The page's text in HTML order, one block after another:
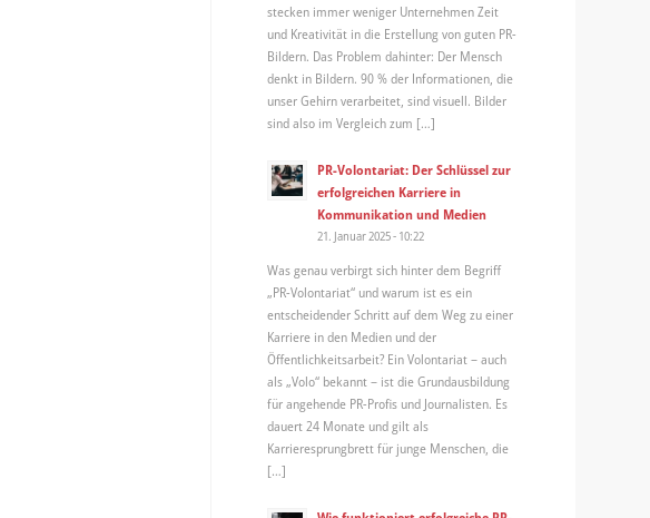
stecken immer weniger Unternehmen Zeit
und Kreativität in die Erstellung von guten PR-
Bildern. Das Problem dahinter: Der Mensch
denkt in Bildern. 90 % der Informationen, die
unser Gehirn verarbeitet, sind visuell. Bilder
sind also im Vergleich zum […]
PR-Volontariat: Der Schlüssel zur
erfolgreichen Karriere in
Kommunikation und Medien
21. Januar 2025 - 10:22
Was genau verbirgt sich hinter dem Begriff
„PR-Volontariat“ und warum ist es ein
entscheidender Schritt auf dem Weg zu einer
Karriere in den Medien und der
Öffentlichkeitsarbeit? Ein Volontariat – auch
als „Volo“ bekannt – ist die Grundausbildung
für angehende PR-Profis und Journalisten. Es
dauert 24 Monate und gilt als
Karrieresprungbrett für junge Menschen, die
[…]